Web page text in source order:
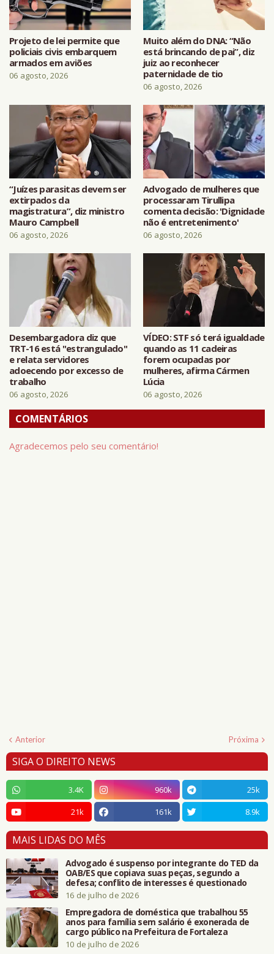
Projeto de lei permite que
policiais civis embarquem
armados em aviões
06 agosto, 2026
Muito além do DNA: “Não
está brincando de pai”, diz
juiz ao reconhecer
paternidade de tio
06 agosto, 2026
“Juízes parasitas devem ser
extirpados da
magistratura”, diz ministro
Mauro Campbell
06 agosto, 2026
Advogado de mulheres que
processaram Tirullipa
comenta decisão: 'Dignidade
não é entretenimento'
06 agosto, 2026
Desembargadora diz que
TRT-16 está "estrangulado"
e relata servidores
adoecendo por excesso de
trabalho
06 agosto, 2026
VÍDEO: STF só terá igualdade
quando as 11 cadeiras
forem ocupadas por
mulheres, afirma Cármen
Lúcia
06 agosto, 2026
COMENTÁRIOS
Agradecemos pelo seu comentário!
Anterior Próxima
SIGA O DIREITO NEWS
3.4K 960k
25k
21k
161k 8.9k
MAIS LIDAS DO MÊS
Advogado é suspenso por integrante do TED da
OAB/ES que copiava suas peças, segundo a
defesa; conflito de interesses é questionado
16 de julho de 2026
Empregadora de doméstica que trabalhou 55
anos para família sem salário é exonerada de
cargo público na Prefeitura de Fortaleza
10 de julho de 2026